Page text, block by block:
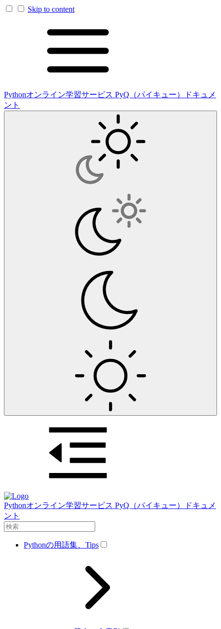
Skip to content
Pythonオンライン学習サービス PyQ（パイキュー）ドキュメ
ント
Pythonオンライン学習サービス PyQ（パイキュー）ドキュメ
ント
Pythonの用語集、Tips